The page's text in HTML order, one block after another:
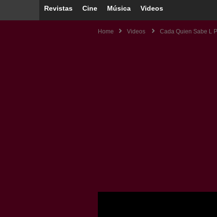
Revistas Cine Música Videos
Home Videos Cada Quien Sabe L